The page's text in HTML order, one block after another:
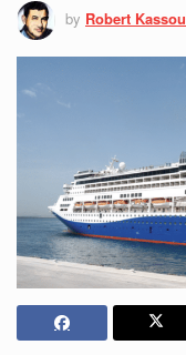
by Robert